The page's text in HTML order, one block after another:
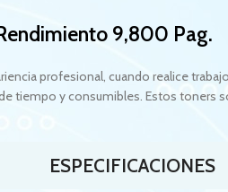
9,800 Pag.
profesional, cuando realice
tiempo y consumibles. Estos toners
ESPECIFICACIONES